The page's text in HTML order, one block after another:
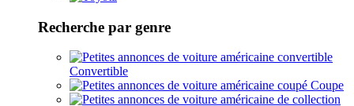
Recherche par genre
Convertible
Coupe